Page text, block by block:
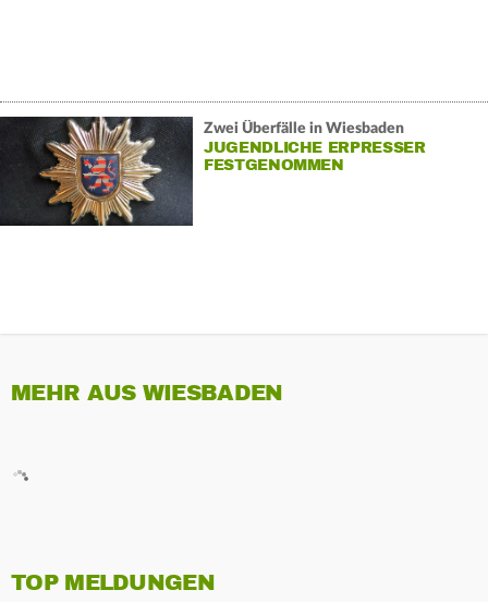
Zwei Überfälle in Wiesbaden
JUGENDLICHE ERPRESSER
FESTGENOMMEN
MEHR AUS WIESBADEN
TOP MELDUNGEN